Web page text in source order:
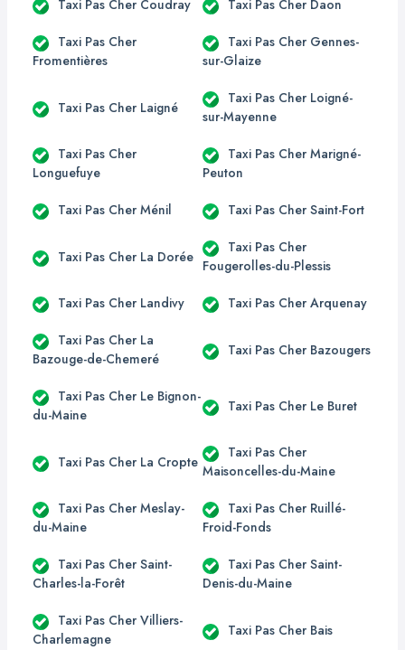
Taxi Pas Cher Coudray Taxi Pas Cher Daon
Taxi Pas Cher
Fromentières
Taxi Pas Cher Gennes-
sur-Glaize
Taxi Pas Cher Laigné
Taxi Pas Cher Loigné-
sur-Mayenne
Taxi Pas Cher
Longuefuye
Taxi Pas Cher Marigné-
Peuton
Taxi Pas Cher Ménil Taxi Pas Cher Saint-Fort
Taxi Pas Cher La Dorée
Taxi Pas Cher
Fougerolles-du-Plessis
Taxi Pas Cher Landivy Taxi Pas Cher Arquenay
Taxi Pas Cher La
Bazouge-de-Chemeré
Taxi Pas Cher Bazougers
Taxi Pas Cher Le Bignon-
du-Maine
Taxi Pas Cher Le Buret
Taxi Pas Cher La Cropte
Taxi Pas Cher
Maisoncelles-du-Maine
Taxi Pas Cher Meslay-
du-Maine
Taxi Pas Cher Ruillé-
Froid-Fonds
Taxi Pas Cher Saint-
Charles-la-Forêt
Taxi Pas Cher Saint-
Denis-du-Maine
Taxi Pas Cher Villiers-
Charlemagne
Taxi Pas Cher Bais